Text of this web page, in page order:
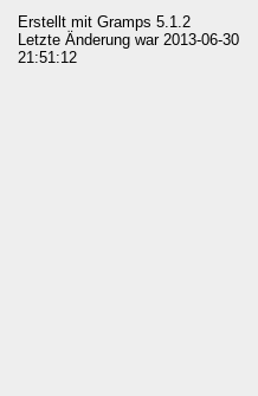
Erstellt mit Gramps 5.1.2
Letzte Änderung war 2013-06-30
21:51:12